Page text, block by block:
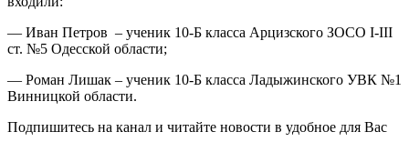
— Иван Петров – ученик 10-Б класса Арцизского ЗОСО I-III
ст. №5 Одесской области;
— Роман Лишак – ученик 10-Б класса Ладыжинского УВК №1
Винницкой области.
Подпишитесь на канал и читайте новости в удобное для Вас